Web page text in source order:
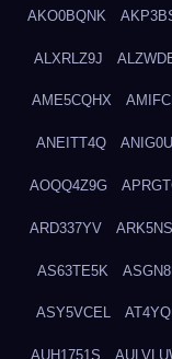
AKO0BQNK
ALXRLZ9J
AME5CQHX
ANEITT4Q
AOQQ4Z9G
ARD337YV
AS63TE5K
ASY5VCEL
AUH1751S